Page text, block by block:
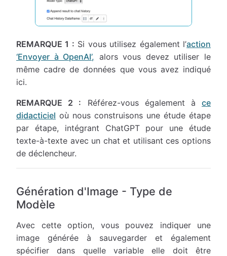
REMARQUE 1 : Si vous utilisez également l’action
‘Envoyer à OpenAI’, alors vous devez utiliser le
même cadre de données que vous avez indiqué
ici.
REMARQUE 2 : Référez-vous également àce
didacticiel où nous construisons une étude étape
par étape, intégrant ChatGPT pour une étude
texte-à-texte avec un chat et utilisant ces options
de déclencheur.
Génération d'Image - Type de
Modèle
Avec cette option, vous pouvez indiquer une
image générée à sauvegarder et également
spécifier dans quelle variable elle doit être